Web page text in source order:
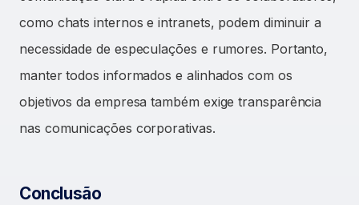
como chats internos e intranets, podem diminuir a
necessidade de especulações e rumores. Portanto,
manter todos informados e alinhados com os
objetivos da empresa também exige transparência
nas comunicações corporativas.
Conclusão